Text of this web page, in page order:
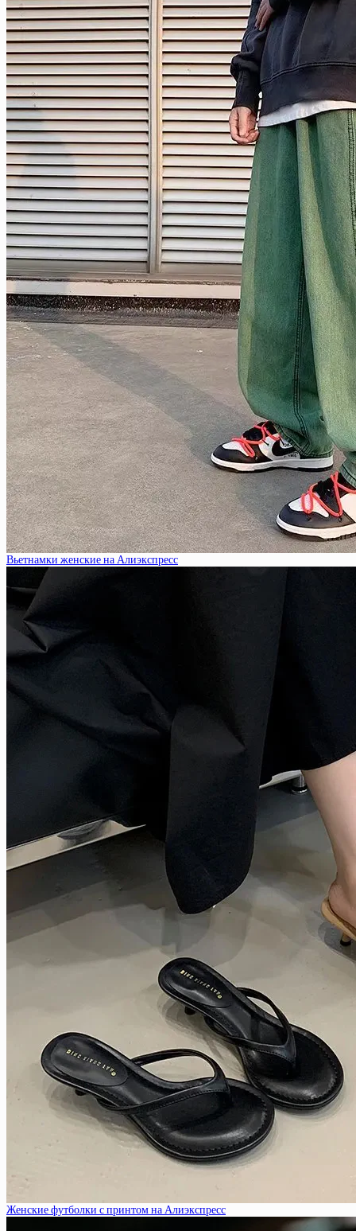
Вьетнамки женские на Алиэкспресс
Женские футболки с принтом на Алиэкспресс